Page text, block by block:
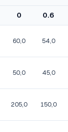
0 0.6
60,0 54,0
50,0 45,0
205,0 150,0